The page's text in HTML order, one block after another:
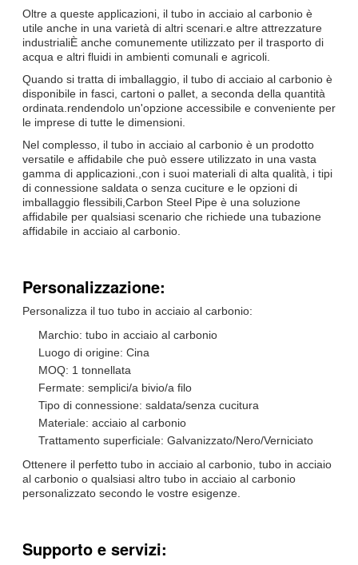
Oltre a queste applicazioni, il tubo in acciaio al carbonio è
utile anche in una varietà di altri scenari.e altre attrezzature
industrialiÈ anche comunemente utilizzato per il trasporto di
acqua e altri fluidi in ambienti comunali e agricoli.
Quando si tratta di imballaggio, il tubo di acciaio al carbonio è
disponibile in fasci, cartoni o pallet, a seconda della quantità
ordinata.rendendolo un'opzione accessibile e conveniente per
le imprese di tutte le dimensioni.
Nel complesso, il tubo in acciaio al carbonio è un prodotto
versatile e affidabile che può essere utilizzato in una vasta
gamma di applicazioni.,con i suoi materiali di alta qualità, i tipi
di connessione saldata o senza cuciture e le opzioni di
imballaggio flessibili,Carbon Steel Pipe è una soluzione
affidabile per qualsiasi scenario che richiede una tubazione
affidabile in acciaio al carbonio.
Personalizzazione:
Personalizza il tuo tubo in acciaio al carbonio:
Marchio: tubo in acciaio al carbonio
Luogo di origine: Cina
MOQ: 1 tonnellata
Fermate: semplici/a bivio/a filo
Tipo di connessione: saldata/senza cucitura
Materiale: acciaio al carbonio
Trattamento superficiale: Galvanizzato/Nero/Verniciato
Ottenere il perfetto tubo in acciaio al carbonio, tubo in acciaio
al carbonio o qualsiasi altro tubo in acciaio al carbonio
personalizzato secondo le vostre esigenze.
Supporto e servizi: